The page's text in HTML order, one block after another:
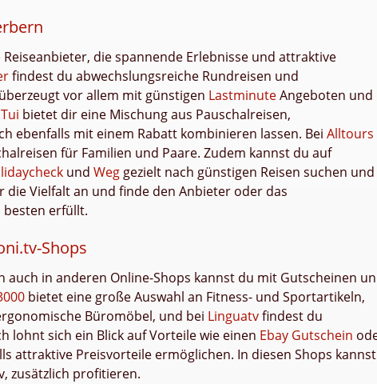
die spannende Erlebnisse und attraktive
findest du abwechslungsreiche Rundreisen und
überzeugt vor allem mit günstigen LastminuteAngeboten und
Tui bietet dir eine Mischung aus Pauschalreisen,
ebenfalls mit einem Rabatt kombinieren lassen. Bei Alltours
für Familien und Paare. Zudem kannst du auf
und Weg gezielt nach günstigen Reisen suchen und
Vielfalt an und finde den Anbieter oder das
besten erfüllt.
Shops
in anderen Online-Shops kannst du mit Gutscheinen
bietet eine große Auswahl an Fitness- und Sportartikeln,
Büromöbel, und bei Linguatvfindest du
lohnt sich ein Blick auf Vorteile wie einen Ebay Gutschein
attraktive Preisvorteile ermöglichen. In diesen Shops kannst
zusätzlich profitieren.